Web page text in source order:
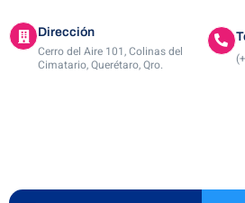
Dirección
Cerro del Aire 101, Colinas del
Cimatario, Querétaro, Qro.